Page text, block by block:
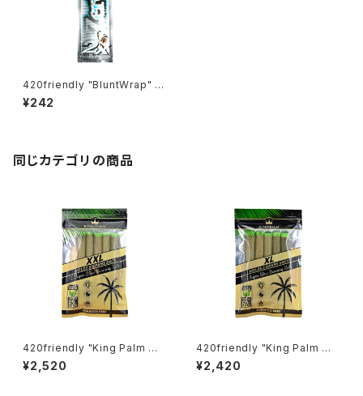
420friendly "BluntWrap" 自
分で巻く 愛好家 Double Plati
num ブラントラップ ダブルプラ
¥242
同じカテゴリの商品
420friendly "King Palm Wr
ap" キングパーム Leaf pre ro
lls 詰めるだけで楽しめる 420
¥2,520
420friendly "King Palm Wr
ap" キングパーム Leaf pre ro
lls 詰めるだけで楽しめる 420
¥2,420